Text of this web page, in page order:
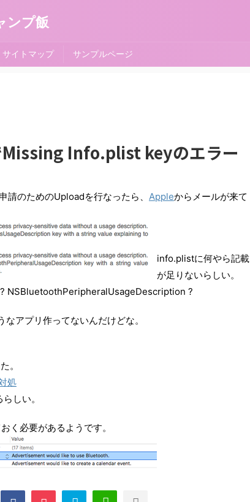
ンプ飯
サイトマップ サンプルページ
Info.plist keyのエラー
のためのUploadを行なったら、 Appleからメールが来て
info.plistに何やら記載
が足りないらしい。
NSBluetoothPeripheralUsageDescription ?
なアプリ作ってないんだけどな。
。
処
しい。
く必要があるようです。